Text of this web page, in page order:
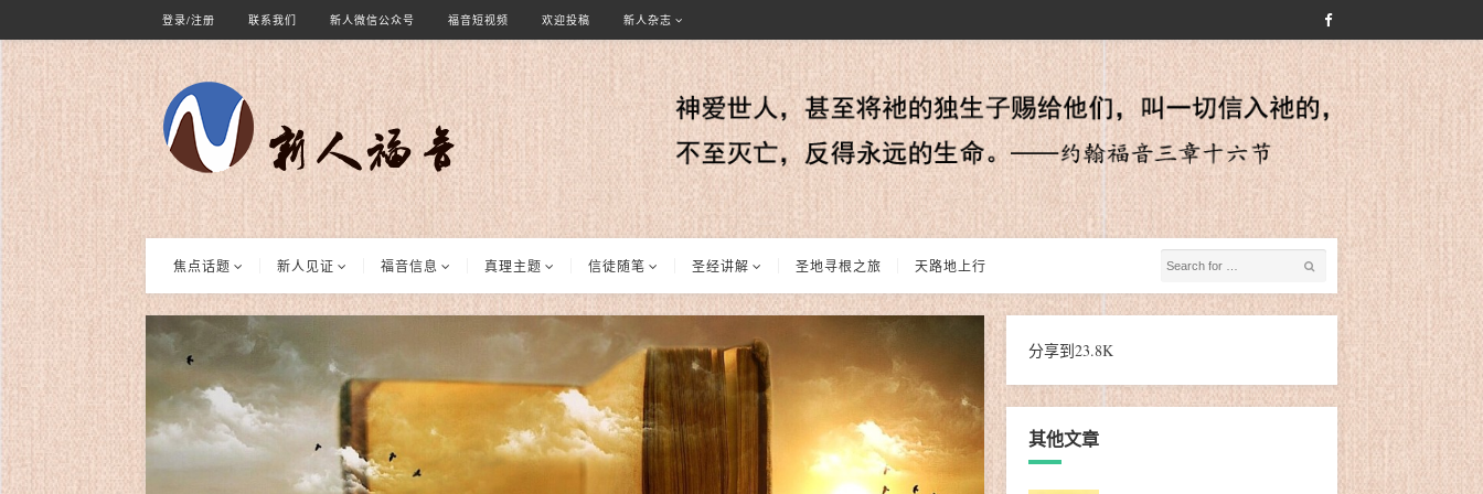
登录/注册 联系我们 新人微信公众号 福音短视频 欢迎投稿 新人杂志
焦点话题 新人见证 福音信息 真理主题 信徒随笔 圣经讲解 圣地寻根之旅 天路地上行
分享到23.8K
其他文章